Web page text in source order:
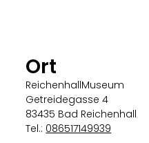
Ort
ReichenhallMuseum
Getreidegasse 4
83435 Bad Reichenhall
Tel.: 086517149939